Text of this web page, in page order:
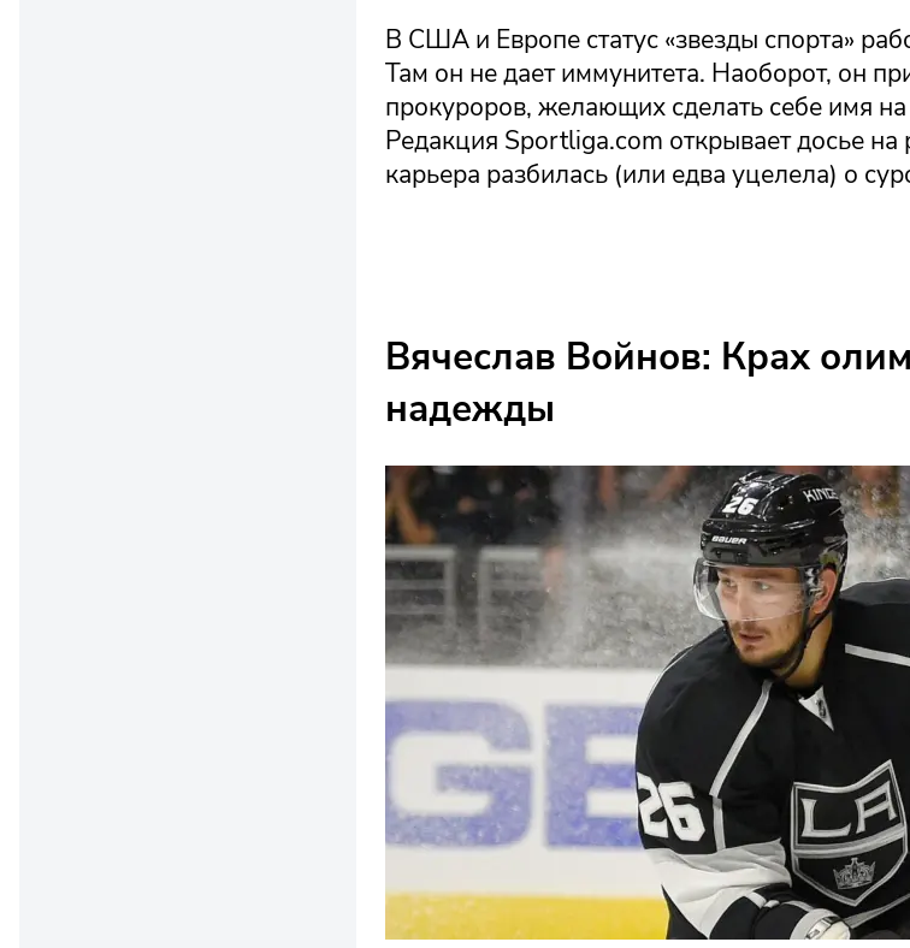
В США и Европе статус «звезды спорта»
Там он не дает иммунитета. Наоборот, он
прокуроров, желающих сделать себе имя
Редакция Sportliga.com открывает досье на
карьера разбилась (или едва уцелела) о
Вячеслав Войнов: Крах
надежды